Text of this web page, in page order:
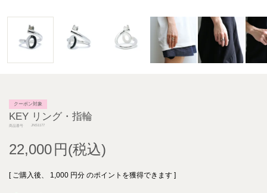
クーポン対象
KEY リング・指輪
商品番号 JNS1177
22,000
[ ご購入後、 1,000 円分 のポイントを獲得できます ]